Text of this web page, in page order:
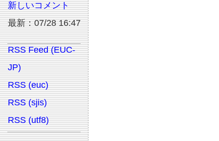
新しいコメント
最新：07/28 16:47
RSS Feed (EUC-
JP)
RSS (euc)
RSS (sjis)
RSS (utf8)